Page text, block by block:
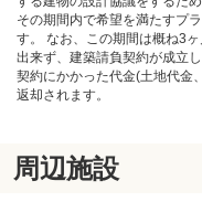
その期間内で希望を満たすプ
す。 なお、この期間は概ね3
出来ず、建築請負契約が成立
契約にかかった代金(土地代金
返却されます。
周辺施設